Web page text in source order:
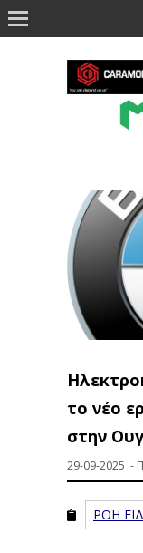
το νέο
στην
29-09-2025 -
ΡΟΗ